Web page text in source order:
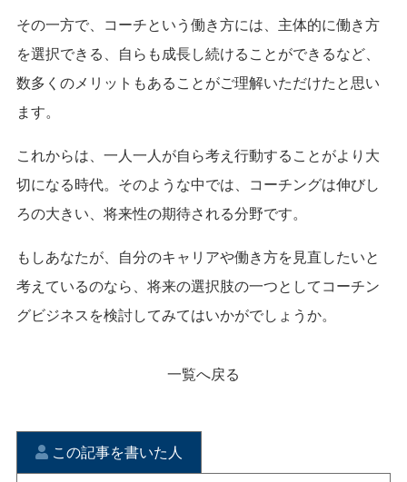
その一方で、コーチという働き方には、主体的に働き方
を選択できる、自らも成長し続けることができるなど、
数多くのメリットもあることがご理解いただけたと思い
ます。
これからは、一人一人が自ら考え行動することがより大
切になる時代。そのような中では、コーチングは伸びし
ろの大きい、将来性の期待される分野です。
もしあなたが、自分のキャリアや働き方を見直したいと
考えているのなら、将来の選択肢の一つとしてコーチン
グビジネスを検討してみてはいかがでしょうか。
一覧へ戻る
この記事を書いた人